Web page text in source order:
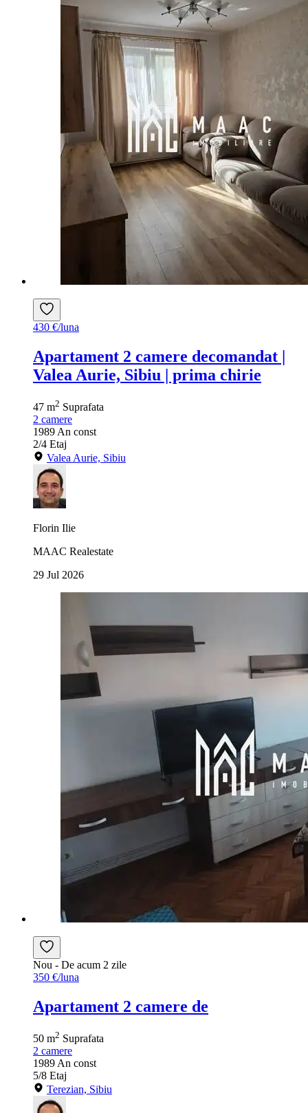
430 €/luna
Apartament 2 camere decomandat |
Valea Aurie, Sibiu | prima chirie
47 m2 Suprafata
2 camere
1989 An const
2/4 Etaj
Valea Aurie, Sibiu
Florin Ilie
MAAC Realestate
29 Jul 2026
Nou - De acum 2 zile
350 €/luna
Apartament 2 camere de
50 m2 Suprafata
2 camere
1989 An const
5/8 Etaj
Terezian, Sibiu